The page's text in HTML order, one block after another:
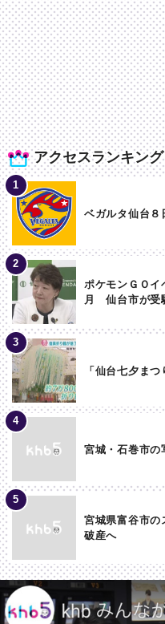
アクセスランキング
ベガルタ仙台
ポケモンＧＯイ
月 仙台市が受
「仙台七夕ま
宮城・石巻市
宮城県富谷市の
破産へ